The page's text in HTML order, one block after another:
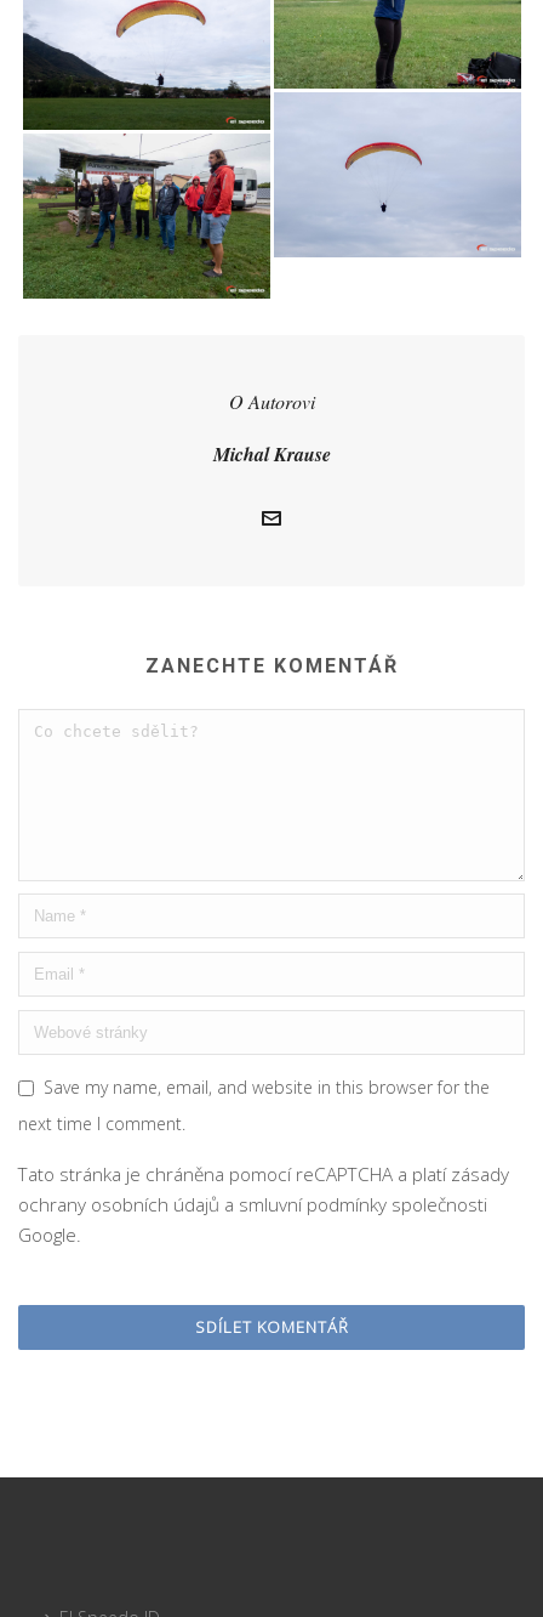
O Autorovi
Michal Krause
ZANECHTE KOMENTÁŘ
Save my name, email, and website in this browser for the
next time I comment.
Tato stránka je chráněna pomocí reCAPTCHA a platí zásady
ochrany osobních údajů a smluvní podmínky společnosti
Google.